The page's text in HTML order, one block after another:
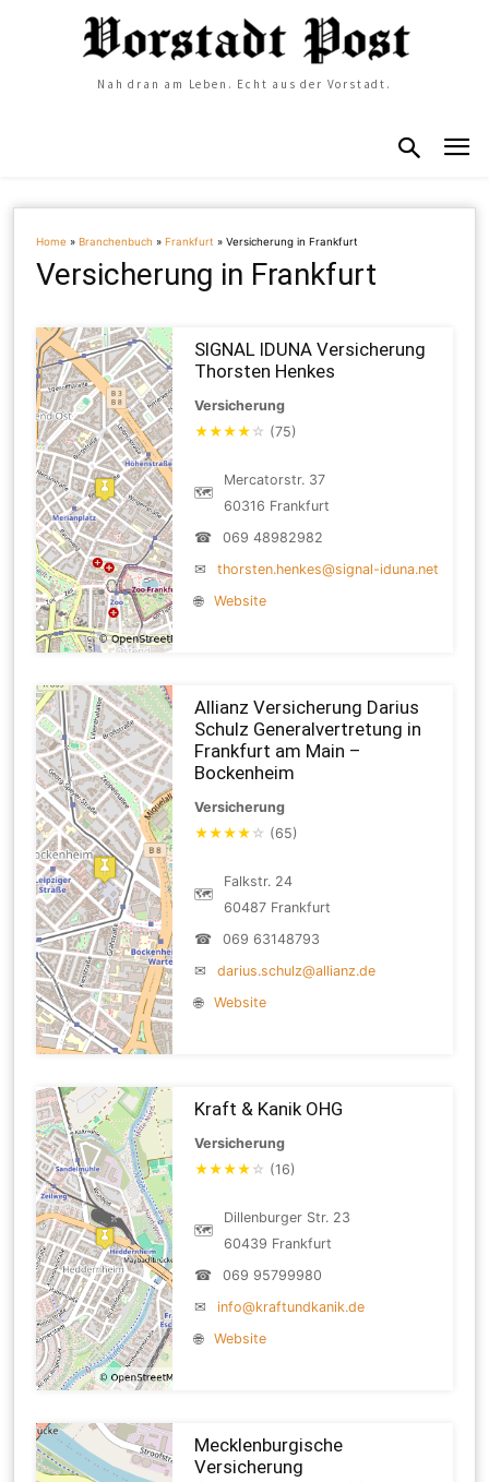
Nah dran am Leben. Echt aus der Vorstadt.
Home »Branchenbuch »Frankfurt »Versicherung in Frankfurt
Versicherung in Frankfurt
SIGNAL IDUNA Versicherung
Thorsten Henkes
Versicherung
★★★★ ☆ (75)
🗺
Mercatorstr. 37
60316 Frankfurt
☎
069 48982982
✉
thorsten.henkes@signal-iduna.net
🌐
Website
Allianz Versicherung Darius
Schulz Generalvertretung in
Frankfurt am Main –
Bockenheim
Versicherung
★★★★ ☆ (65)
🗺
Falkstr. 24
60487 Frankfurt
☎
069 63148793
✉
darius.schulz@allianz.de
🌐
Website
Kraft & Kanik OHG
Versicherung
★★★★ ☆ (16)
🗺
Dillenburger Str. 23
60439 Frankfurt
☎
069 95799980
✉
info@kraftundkanik.de
🌐
Website
Mecklenburgische
Versicherung